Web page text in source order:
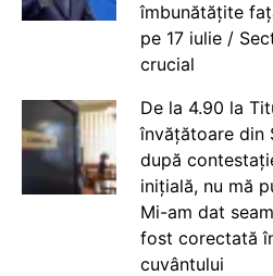
îmbunătățite
pe 17 iulie /
crucial
De la 4.90 la
învățătoare din
după
inițială, nu mă
Mi-am dat
fost corectată
cuvântului